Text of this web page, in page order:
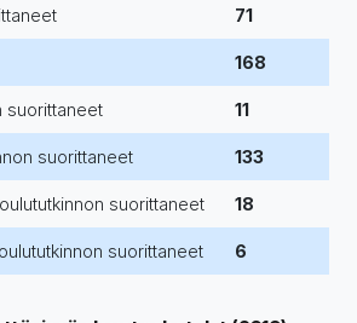
71
168
suorittaneet 11
suorittaneet 133
suorittaneet 18
suorittaneet 6